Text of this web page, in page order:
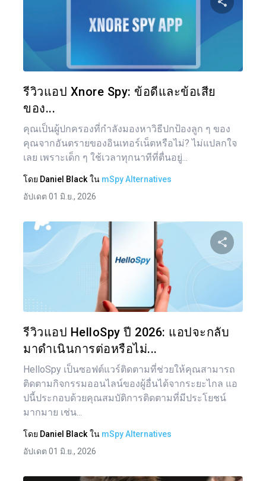
แบ่งปั
รีวิวแอป Xnore Spy: ข้อดีและข้อเสีย
ของ...
คุณเป็นผู้ปกครองที่กำลังมองหาวิธีปกป้องลูก ๆ ของ
คุณจากอันตรายของอินเทอร์เน็ตหรือไม่? ไม่แปลกใจ
เลย เพราะเด็ก ๆ ใช้เวลาทุกนาทีที่ตื่นอยู่...
โดย Daniel Black ใน mSpy Alternatives
อัปเดต 01 มิ.ย., 2026
แบ่งปั
รีวิวแอป HelloSpy ปี 2026: แอปจะกลับ
มาดำเนินการต่อหรือไม่...
HelloSpy เป็นซอฟต์แวร์ติดตามที่ช่วยให้คุณสามารถ
ติดตามกิจกรรมออนไลน์ของผู้อื่นได้จากระยะไกล แอ
ปนี้ประกอบด้วยคุณสมบัติการติดตามที่มีประโยชน์
มากมาย เช่น...
โดย Daniel Black ใน mSpy Alternatives
อัปเดต 01 มิ.ย., 2026